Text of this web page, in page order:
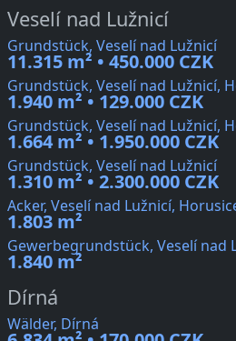
Veselí nad Lužnicí
Grundstück, Veselí nad Lužnicí
11.315 m² • 450.000 CZK
Grundstück, Veselí nad Lužnicí,
1.940 m² • 129.000 CZK
Grundstück, Veselí nad Lužnicí,
1.664 m² • 1.950.000 CZK
Grundstück, Veselí nad Lužnicí
1.310 m² • 2.300.000 CZK
Acker, Veselí nad Lužnicí,
1.803 m²
Gewerbegrundstück, Veselí nad
1.840 m²
Dírná
Wälder, Dírná